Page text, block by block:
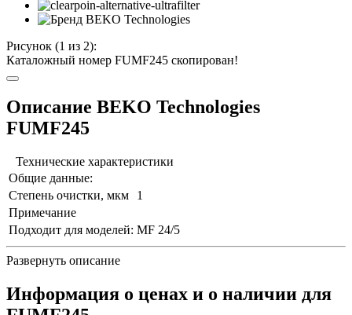
Рисунок (1 из 2):
Каталожный номер FUMF245 скопирован!
Описание BEKO Technologies
FUMF245
Технические характеристики
Общие данные:
Степень очистки, мкм
1
Примечание
Подходит для моделей: MF 24/5
Развернуть описание
Информация о ценах и о наличии для